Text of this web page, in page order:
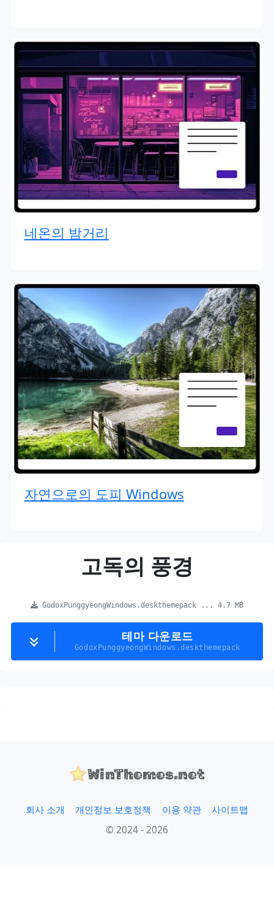
네온의 밤거리
자연으로의 도피 Windows
고독의 풍경
GodoxPunggyeongWindows.deskthemepack ... 4.7 MB
테마 다운로드
GodoxPunggyeongWindows.deskthemepack
WinThemes.net
회사 소개 개인정보 보호정책 이용 약관
사이트맵
© 2024 - 2026